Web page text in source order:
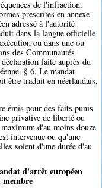
de l'infraction.
prescrites en annexe
adressé à l'autorité
dans la langue officielle
ou dans une ou
des Communautés
faite auprès du
§ 6. Le mandat
être traduit en néerlandais,
émis pour des faits punis
privative de liberté ou
d'au moins douze
intervenue ou qu'une
soient d'une durée d'au
d'arrêt européen